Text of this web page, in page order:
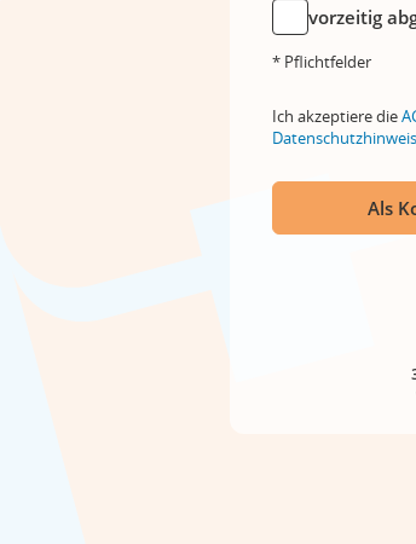
vorzeitig
* Pflichtfelder
Ich akzeptiere die
Als